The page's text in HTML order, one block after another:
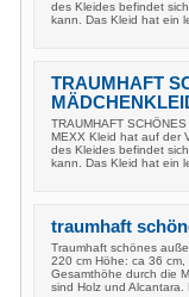
des Kleides befindet
kann. Das Kleid hat ein
TRAUMHAFT
TRAUMHAFT
MEXX Kleid hat auf der
des Kleides befindet
kann. Das Kleid hat ein
traumhaft
Traumhaft schönes
220 cm Höhe: ca 36
Gesamthöhe durch die
sind Holz und Alcantara.